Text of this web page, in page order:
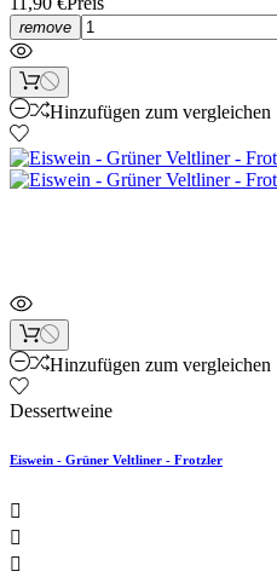
remove
Hinzufügen zum vergleichen
Hinzufügen zum vergleichen
Dessertweine
Eiswein - Grüner Veltliner - Frotzler


